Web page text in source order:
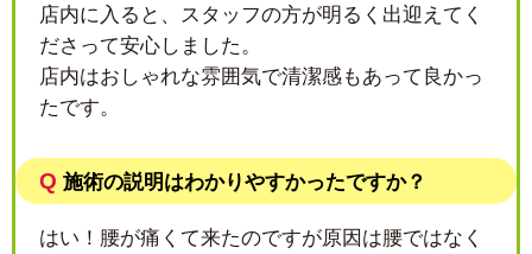
店内に入ると、スタッフの方が明るく出迎えてく
ださって安心しました。
店内はおしゃれな雰囲気で清潔感もあって良かっ
たです。
Q 施術の説明はわかりやすかったですか？
はい！腰が痛くて来たのですが原因は腰ではなく